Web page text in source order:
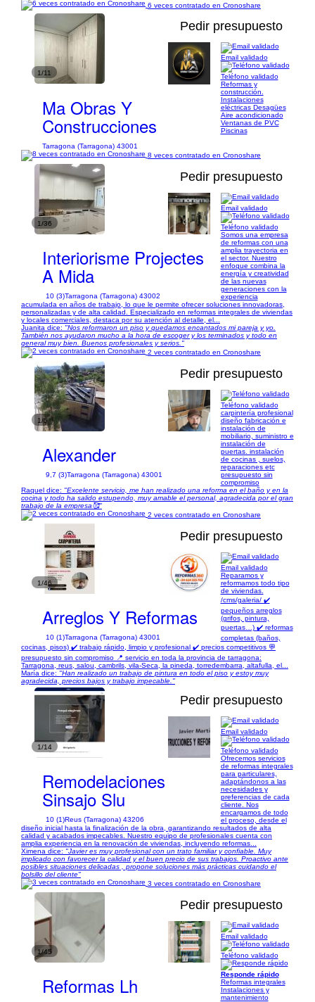
6 veces contratado en Cronoshare
1/11
Pedir presupuesto
Ma Obras Y
Construcciones
Tarragona (Tarragona) 43001
Email validado
Teléfono validado
Reformas y
construcción.
Instalaciones
eléctricas Desagües
Aire acondicionado
Ventanas de PVC
Piscinas
8 veces contratado en Cronoshare
1/36
Pedir presupuesto
Interiorisme Projectes
A Mida
10 (3)Tarragona (Tarragona) 43002
Email validado
Teléfono validado
Somos una empresa
de reformas con una
amplia trayectoria en
el sector. Nuestro
enfoque combina la
energía y creatividad
de las nuevas
generaciones con la
experiencia
acumulada en años de trabajo, lo que le permite ofrecer soluciones innovadoras,
personalizadas y de alta calidad. Especializado en reformas integrales de viviendas
y locales comerciales, destaca por su atención al detalle, el...
Juanita dice: "Nos reformaron un piso y quedamos encantados mi pareja y yo.
También nos ayudaron mucho a la hora de escoger y los terminados y todo en
general muy bien. Buenos profesionales y serios."
2 veces contratado en Cronoshare
1/5
Pedir presupuesto
Alexander
9,7 (3)Tarragona (Tarragona) 43001
Teléfono validado
carpintería profesional
diseño fabricación e
instalación de
mobiliario, suministro e
instalación de
puertas. instalación
de cocinas , suelos,
reparaciones etc
presupuesto sin
compromiso
Raquel dice: "Excelente servicio, me han realizado una reforma en el baño y en la
cocina y todo ha salido estupendo, muy amable el personal, agradecida por el gran
trabajo de la empresa🥰"
2 veces contratado en Cronoshare
1/46
Pedir presupuesto
Arreglos Y Reformas
10 (1)Tarragona (Tarragona) 43001
Email validado
Reparamos y
reformamos todo tipo
de viviendas.
/cms/galeria/ ✔️
pequeños arreglos
(grifos, pintura,
puertas…) ✔️ reformas
completas (baños,
cocinas, pisos) ✔️ trabajo rápido, limpio y profesional ✔️ precios competitivos 💬
presupuesto sin compromiso 📍 servicio en toda la provincia de tarragona:
Tarragona, reus, salou, cambrils, vila-Seca, la pineda, torredembarra, altafulla, el...
María dice: "Han realizado un trabajo de pintura en todo el piso y estoy muy
agradecida, precios bajos y trabajo impecable."
1/14
Pedir presupuesto
Remodelaciones
Sinsajo Slu
10 (1)Reus (Tarragona) 43206
Email validado
Teléfono validado
Ofrecemos servicios
de reformas integrales
para particulares,
adaptándonos a las
necesidades y
preferencias de cada
cliente. Nos
encargamos de todo
el proceso, desde el
diseño inicial hasta la finalización de la obra, garantizando resultados de alta
calidad y acabados impecables. Nuestro equipo de profesionales cuenta con
amplia experiencia en la renovación de viviendas, incluyendo reformas...
Ximena dice: "Javier es muy profesional con un trato familiar y confiable. Muy
implicado con favorecer la calidad y el buen precio de sus trabajos. Proactivo ante
posibles situaciones delicadas , propone soluciones más prácticas cuidando el
bolsillo del cliente"
3 veces contratado en Cronoshare
1/45
Pedir presupuesto
Reformas Lh
Email validado
Teléfono validado
Responde rápido
Reformas integrales
Instalaciones y
mantenimiento